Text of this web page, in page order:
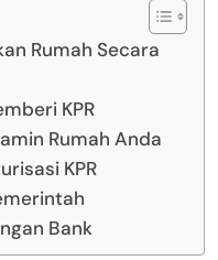
Rumah Secara
KPR
Rumah Anda
KPR
Bank